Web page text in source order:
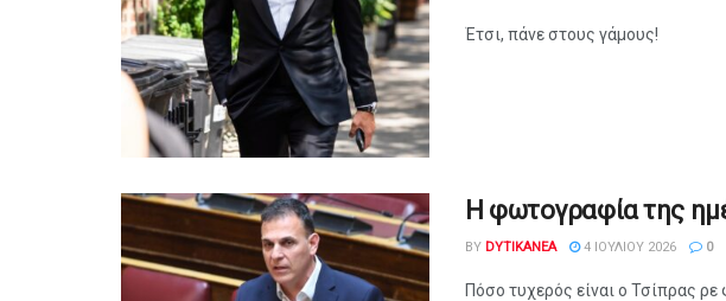
Έτσι, πάνε στους γάμους!
Η φωτογραφία της
BY DYTIKANEA 4 ΙΟΥΛΊΟΥ 2026 0
Πόσο τυχερός είναι ο Τσίπρας ρε